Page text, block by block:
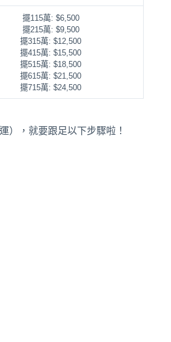
擺115萬: $6,500
擺215萬: $9,500
擺315萬: $12,500
擺415萬: $15,500
擺515萬: $18,500
擺615萬: $21,500
擺715萬: $24,500
），就要跟足以下步驟啦！